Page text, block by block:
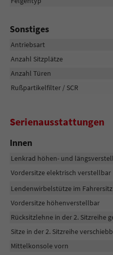
Sonstiges
Antriebsart
Anzahl Sitzplätze
Anzahl Türen
Rußpartikelfilter / SCR
Serienausstattungen
Innen
Lenkrad höhen- und
Vordersitze elektrisch verstellbar
Lendenwirbelstütze im
Vordersitze höhenverstellbar
Rücksitzlehne in der 2. Sitzreihe
Sitze in der 2. Sitzreihe
Mittelkonsole vorn